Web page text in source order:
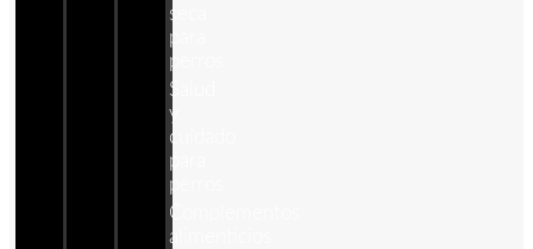
seca
para
perros
Salud
y
cuidado
para
perros
Complementos
alimenticios